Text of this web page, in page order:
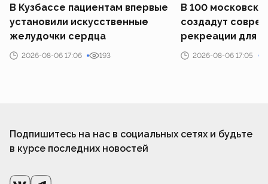
В Кузбассе пациентам впервые
установили искусственные
желудочки сердца
2026-08-06 17:06 193
В 100
создадут
рекреации для
2026-08-06 17:05
Подпишитесь на нас в социальных сетях и будьте
в курсе последних новостей